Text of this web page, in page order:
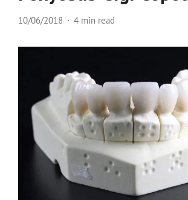
10/06/2018 4 min read